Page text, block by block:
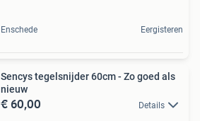
Enschede Eergisteren
Sencys tegelsnijder 60cm - Zo goed als
nieuw
€ 60,00 Details